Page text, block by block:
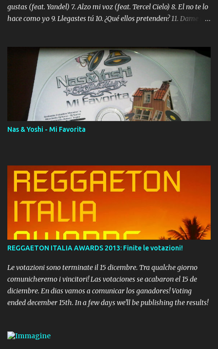
gustas (feat. Yandel) 7. Alzo mi voz (feat. Tercel Cielo) 8. El no te lo
hace como yo 9. Llegastes tú 10. ¿Qué ellos pretenden? 11. Dame la
Digital Booklet – Invicto ----------------------------- Nota:
Album proposto al massimo della qualità in formato iTunes Plus
AAC M4A; comprato su iTunes e a disposizione vostra per il
download. REGGAETON ITALIA Nosotros Somos Los Del
Momento!
Nas & Yoshi - Mi Favorita
REGGAETON ITALIA AWARDS 2013: Finite le votazioni!
Le votazioni sono terminate il 15 dicembre. Tra qualche giorno
comunicheremo i vincitori! Las votaciones se acabaron el 15 de
diciembre. En dias vamos a comunicar los ganadores! Voting
ended december 15th. In a few days we'll be publishing the results!